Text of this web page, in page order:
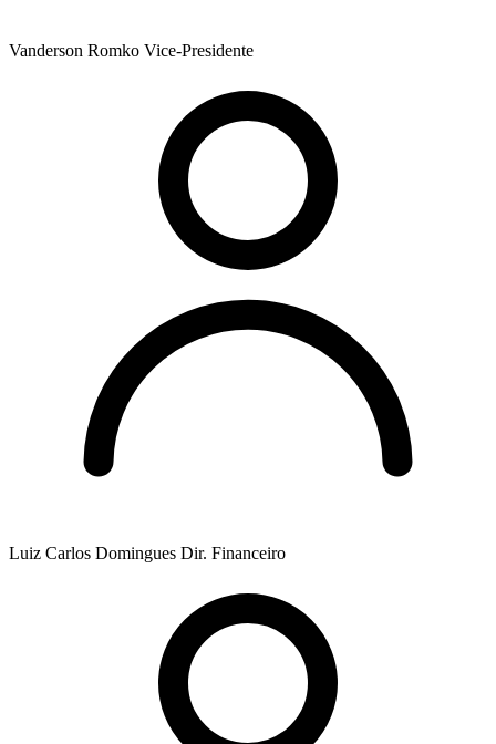
Vanderson Romko Vice-Presidente
Luiz Carlos Domingues Dir. Financeiro